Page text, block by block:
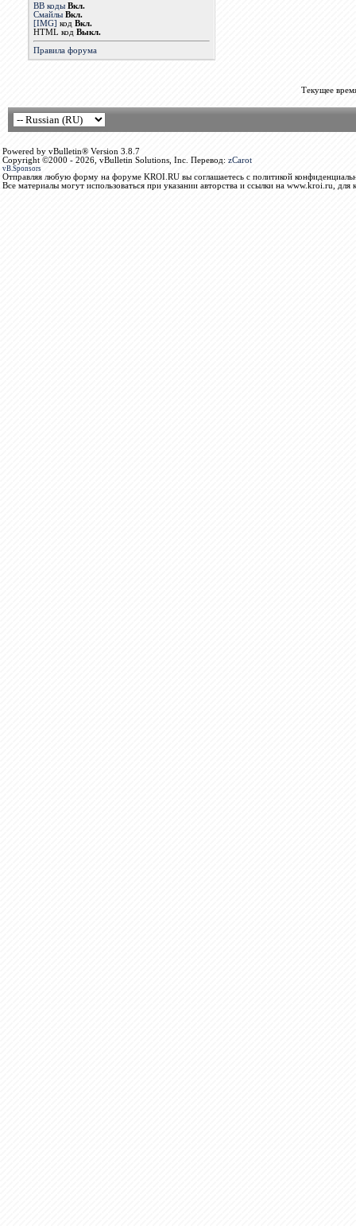
BB коды Вкл.
Смайлы Вкл.
[IMG] код Вкл.
HTML код Выкл.
Правила форума
Текущее
Powered by vBulletin® Version 3.8.7
Copyright ©2000 - 2026, vBulletin Solutions, Inc. Перевод: zCarot
vB.Sponsors
Отправляя любую форму на форуме KROI.RU вы соглашаетесь с политикой
Все материалы могут использоваться при указании авторства и ссылки на www.kroi.ru, для